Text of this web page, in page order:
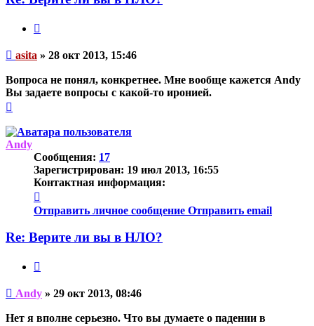
Непрочитанное
asita » 28 окт 2013, 15:46
Вопроса не понял, конкретнее. Мне вообще кажется Andy
Вы задаете вопросы с какой-то иронией.
началу
Andy
Сообщения: 17
Зарегистрирован: 19 июл 2013, 16:55
Контактная информация:
информация
пользователя
Отправить личное сообщение Отправить email
Re: Верите ли вы в НЛО?
Непрочитанное
сообщение
Andy » 29 окт 2013, 08:46
Нет я вполне серьезно. Что вы думаете о падении в